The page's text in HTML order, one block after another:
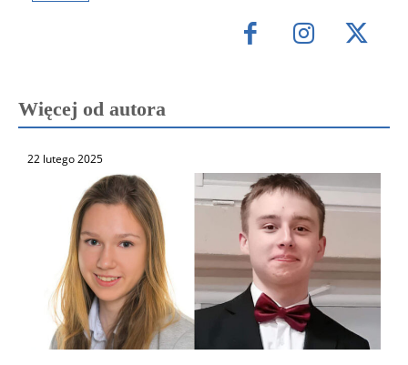
Więcej od autora
22 lutego 2025